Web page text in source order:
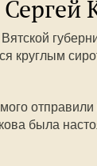
круглым
была